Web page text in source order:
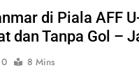
di Piala AFF
dan Tanpa Gol –
0
8 Mins